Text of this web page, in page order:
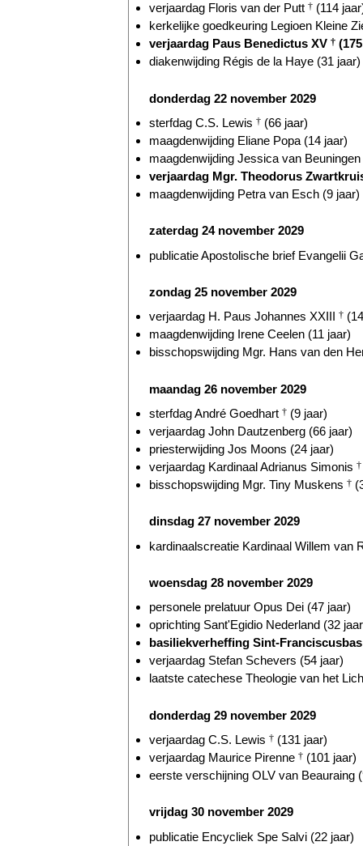
verjaardag Floris van der Putt † (114
kerkelijke goedkeuring Legioen Kleine
verjaardag Paus Benedictus XV †
diakenwijding Régis de la Haye (31 jaar)
donderdag 22 november 2029
sterfdag C.S. Lewis † (66 jaar)
maagdenwijding Eliane Popa (14 jaar)
maagdenwijding Jessica van
verjaardag Mgr. Theodorus
maagdenwijding Petra van Esch (9 jaar)
zaterdag 24 november 2029
publicatie Apostolische brief Evangelii
zondag 25 november 2029
verjaardag H. Paus Johannes XXIII †
maagdenwijding Irene Ceelen (11 jaar)
bisschopswijding Mgr. Hans van den
maandag 26 november 2029
sterfdag André Goedhart † (9 jaar)
verjaardag John Dautzenberg (66 jaar)
priesterwijding Jos Moons (24 jaar)
verjaardag Kardinaal Adrianus Simonis †
bisschopswijding Mgr. Tiny Muskens †
dinsdag 27 november 2029
kardinaalscreatie Kardinaal Willem van
woensdag 28 november 2029
personele prelatuur Opus Dei (47 jaar)
oprichting Sant'Egidio Nederland (32
basiliekverheffing Sint-
verjaardag Stefan Schevers (54 jaar)
laatste catechese Theologie van het
donderdag 29 november 2029
verjaardag C.S. Lewis † (131 jaar)
verjaardag Maurice Pirenne † (101 jaar)
eerste verschijning OLV van Beauraing
vrijdag 30 november 2029
publicatie Encycliek Spe Salvi (22 jaar)